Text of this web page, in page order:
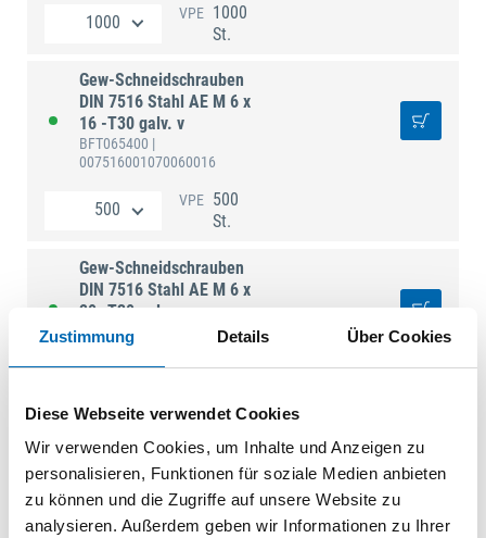
Zustimmung Details Über Cookies
Diese Webseite verwendet Cookies
Wir verwenden Cookies, um Inhalte und Anzeigen zu
personalisieren, Funktionen für soziale Medien anbieten
zu können und die Zugriffe auf unsere Website zu
analysieren. Außerdem geben wir Informationen zu Ihrer
VPE 1000
St.
Gew-Schneidschrauben
DIN 7516 Stahl AE M 6 x
16 -T30 galv. v
BFT065400 |
007516001070060016
VPE 500
St.
Gew-Schneidschrauben
DIN 7516 Stahl AE M 6 x
20 -T30 galv. v
BFT065401
007516001070060020
St.
Gew-Schneidschrauben
DIN 7516 Stahl AE M 6 x
25 -T30 galv. v
BFT065402